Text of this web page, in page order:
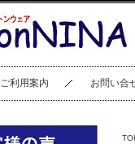
ご利用案内 お問い合